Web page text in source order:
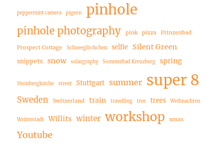
peppermint camera pigeon pinhole
pinhole photography pink pizza Prinzenbad
Prospect Cottage Schneeglöckchen selfie Silent Green
snippets snow solargraphy Sommerbad Kreuzberg spring
Steinbergkirche street Stuttgart summer super 8
Sweden Switzerland train travelling tree trees Weihnachten
Weiterstadt Willits winter workshop xmas
Youtube